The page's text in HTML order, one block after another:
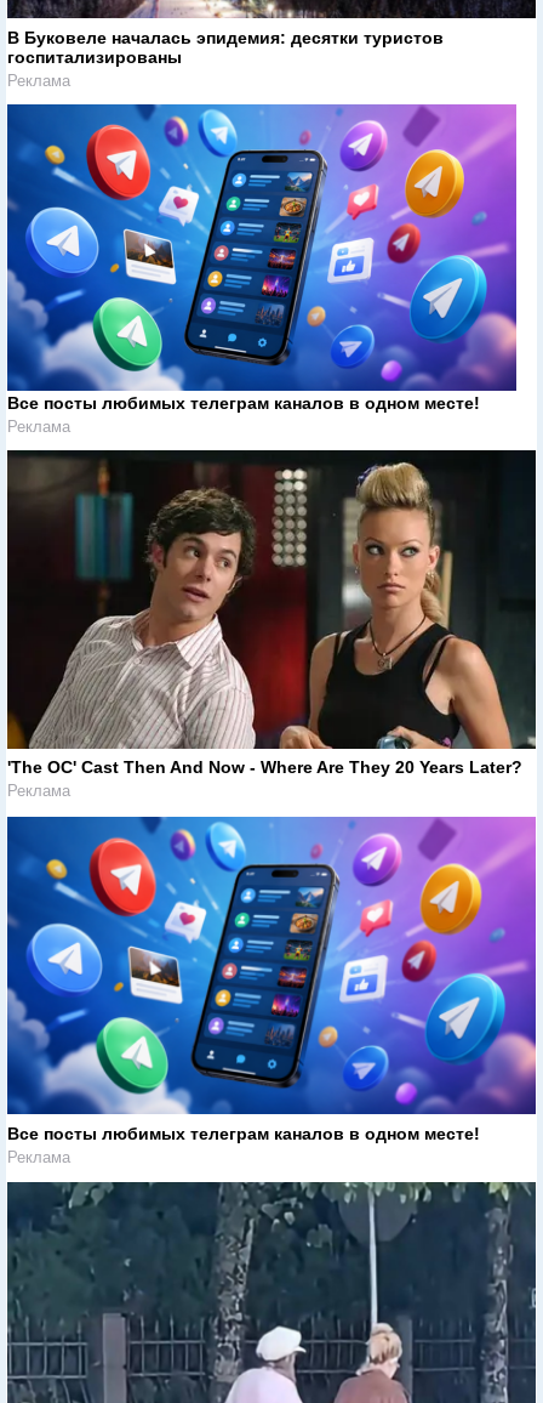
В Буковеле началась эпидемия: десятки туристов
госпитализированы
Реклама
Все посты любимых телеграм каналов в одном месте!
Реклама
'The OC' Cast Then And Now - Where Are They 20 Years Later?
Реклама
Все посты любимых телеграм каналов в одном месте!
Реклама